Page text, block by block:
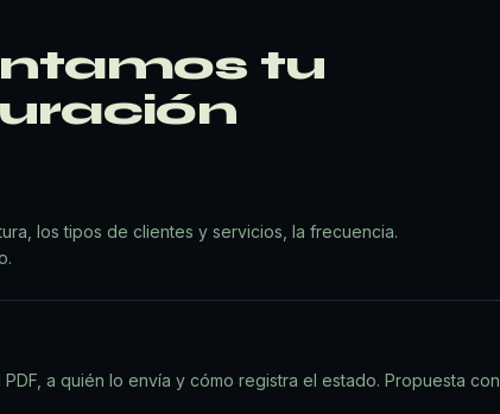
tu
los tipos de clientes y servicios, la frecuencia.
a quién lo envía y cómo registra el estado. Propuesta con